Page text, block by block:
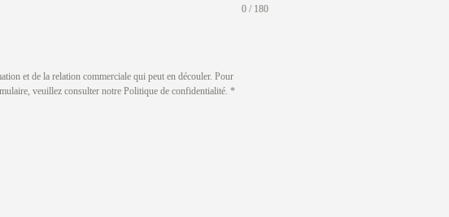
0 / 180
et de la relation commerciale qui peut en découler. Pour
veuillez consulter notre Politique de confidentialité. *